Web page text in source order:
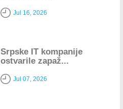
Jul 16, 2026
Srpske IT kompanije
ostvarile zapaž...
Jul 07, 2026